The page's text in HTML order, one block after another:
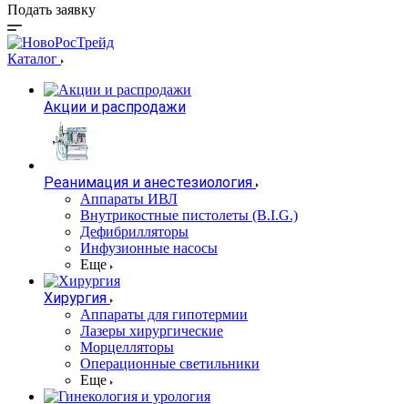
Подать заявку
Каталог
Акции и распродажи
Реанимация и анестезиология
Аппараты ИВЛ
Внутрикостные пистолеты (B.I.G.)
Дефибрилляторы
Инфузионные насосы
Еще
Хирургия
Аппараты для гипотермии
Лазеры хирургические
Морцелляторы
Операционные светильники
Еще